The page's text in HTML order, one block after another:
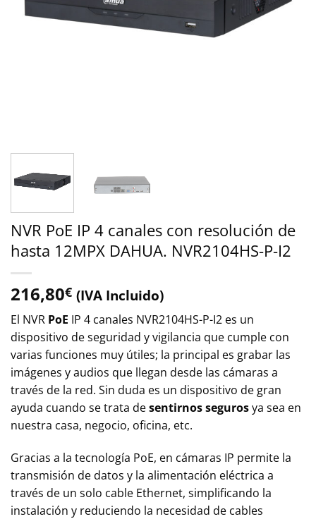
NVR PoE IP 4 canales con resolución de
hasta 12MPX DAHUA. NVR2104HS-P-I2
216,80€ (IVA Incluido)
El NVR PoE IP 4 canales NVR2104HS-P-I2 es un
dispositivo de seguridad y vigilancia que cumple con
varias funciones muy útiles; la principal es grabar las
imágenes y audios que llegan desde las cámaras a
través de la red. Sin duda es un dispositivo de gran
ayuda cuando se trata desentirnos segurosya sea en
nuestra casa, negocio, oficina, etc.
Gracias a la tecnología PoE, en cámaras IP permite la
transmisión de datos y la alimentación eléctrica a
través de un solo cable Ethernet, simplificando la
instalación y reduciendo la necesidad de cables